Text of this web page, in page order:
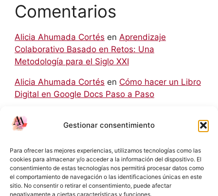
Gestionar consentimiento
Para ofrecer las mejores experiencias, utilizamos tecnologías como las
cookies para almacenar y/o acceder a la información del dispositivo. El
consentimiento de estas tecnologías nos permitirá procesar datos como
el comportamiento de navegación o las identificaciones únicas en este
sitio. No consentir o retirar el consentimiento, puede afectar
negativamente a ciertas características y funciones.
Comentarios
Alicia Ahumada Cortés en Aprendizaje
Colaborativo Basado en Retos: Una
Metodología para el Siglo XXI
Alicia Ahumada Cortés en Cómo hacer un Libro
Digital en Google Docs Paso a Paso
hello world
en Retos: Una Metodología para el Siglo XXI
RodolfoenCómo hacer un Libro Digital en
Google Docs Paso a Paso
Eliecer Campos CárdenasenDiferencias y
Relaciones entre las NIC y las NIIF: Una Guía